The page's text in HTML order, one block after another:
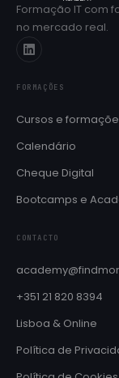
Próximas
Aulas de
Inglês e
BOOTCAMPS E
Brain QA
Formação IT com
no mercado real.
FORMAÇÕES
Cursos e
Calendário
Cheque Digital
Bootcamps e
CONTACTO
+351 21 820 8394
Lisboa & Online
Política de